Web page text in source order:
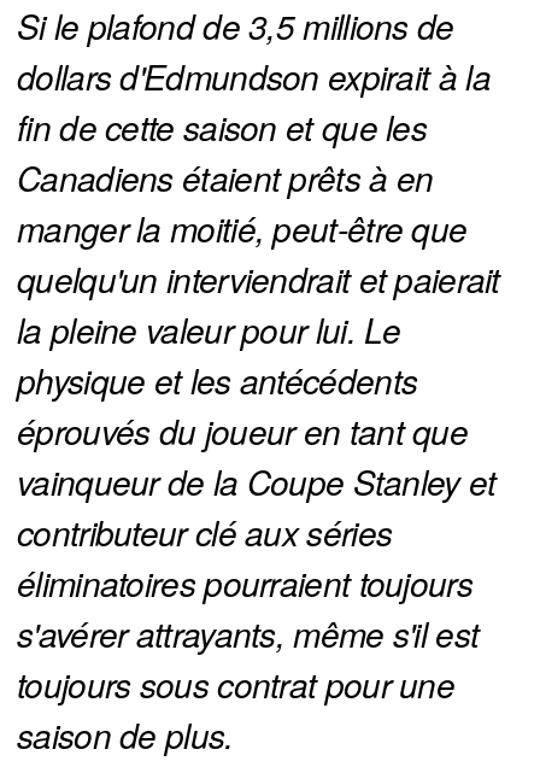
Si le plafond de 3,5 millions de
dollars d'Edmundson expirait à la
fin de cette saison et que les
Canadiens étaient prêts à en
manger la moitié, peut-être que
quelqu'un interviendrait et paierait
la pleine valeur pour lui. Le
physique et les antécédents
éprouvés du joueur en tant que
vainqueur de la Coupe Stanley et
contributeur clé aux séries
éliminatoires pourraient toujours
s'avérer attrayants, même s'il est
toujours sous contrat pour une
saison de plus.